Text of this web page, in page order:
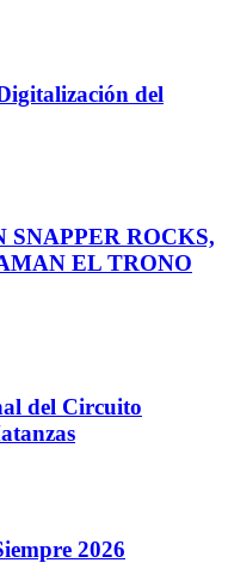
del
ROCKS,
EL TRONO
del Circuito
2026